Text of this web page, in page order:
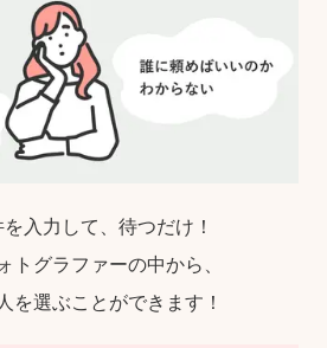
入力して、待つだけ！
トグラファーの中から、
を選ぶことができます！